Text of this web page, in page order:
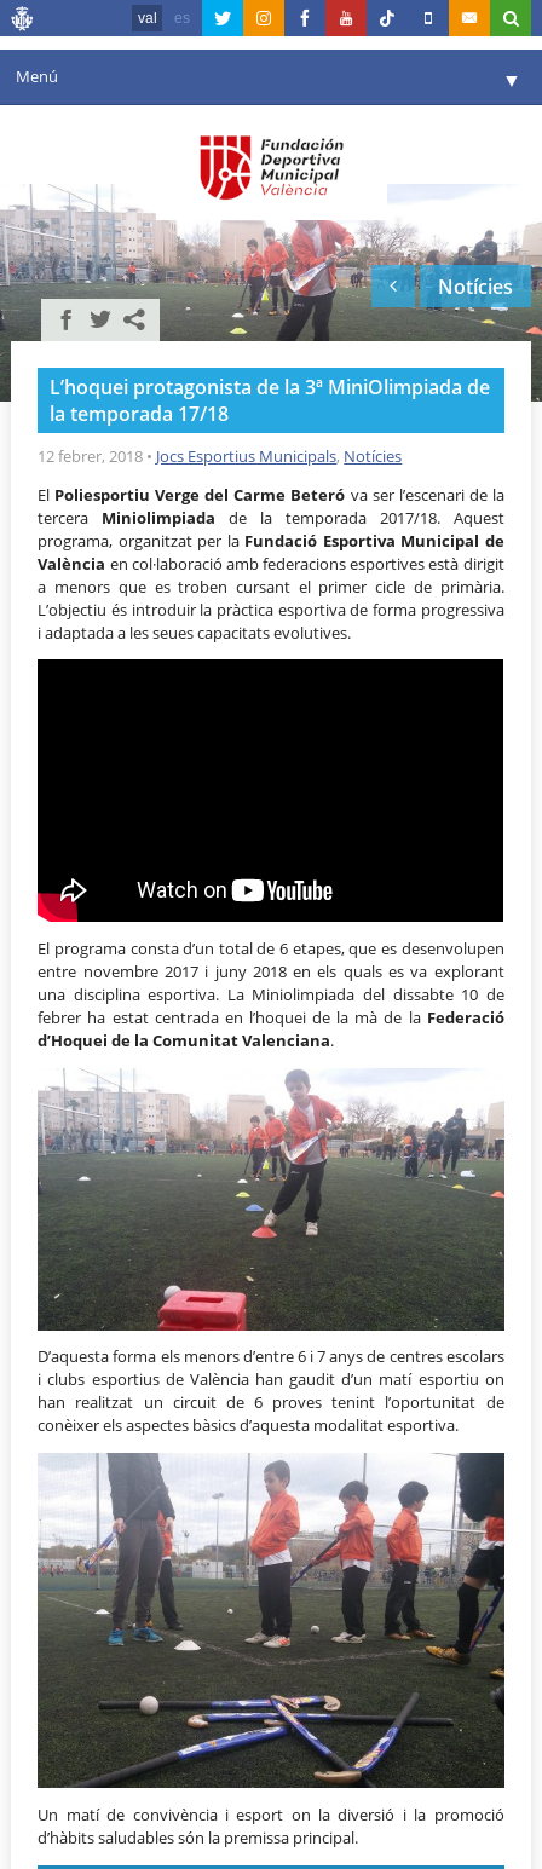
val es
Menú ▼
Agenda
Instal·lacions ▼
Comunicació ▼
València en esport
Portal de Transparència
Reserves
Notícies
L’hoquei protagonista de la 3ª MiniOlimpiada de
la temporada 17/18
12 febrer, 2018 • Jocs Esportius Municipals, Notícies
El Poliesportiu Verge del Carme Beteró va ser l’escenari de la
tercera Miniolimpiada de la temporada 2017/18. Aquest
programa, organitzat per la Fundació Esportiva Municipal de
València en col·laboració amb federacions esportives està dirigit
a menors que es troben cursant el primer cicle de primària.
L’objectiu és introduir la pràctica esportiva de forma progressiva
i adaptada a les seues capacitats evolutives.
El programa consta d’un total de 6 etapes, que es desenvolupen
entre novembre 2017 i juny 2018 en els quals es va explorant
una disciplina esportiva. La Miniolimpiada del dissabte 10 de
febrer ha estat centrada en l’hoquei de la mà de la Federació
d’Hoquei de la Comunitat Valenciana.
D’aquesta forma els menors d’entre 6 i 7 anys de centres escolars
i clubs esportius de València han gaudit d’un matí esportiu on
han realitzat un circuit de 6 proves tenint l’oportunitat de
conèixer els aspectes bàsics d’aquesta modalitat esportiva.
Un matí de convivència i esport on la diversió i la promoció
d’hàbits saludables són la premissa principal.